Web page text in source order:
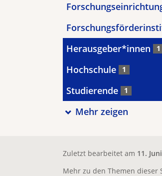
Herausgeber*innen 1
Hochschule 1
Studierende 1
Mehr zeigen
Zuletzt bearbeitet am 11.
Mehr zu den Themen dieser